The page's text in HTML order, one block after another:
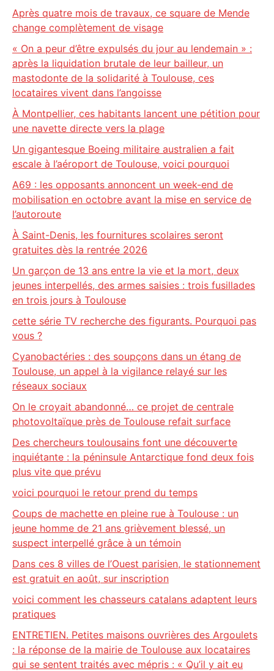
Après quatre mois de travaux, ce square de Mende
change complètement de visage
« On a peur d’être expulsés du jour au lendemain » :
après la liquidation brutale de leur bailleur, un
mastodonte de la solidarité à Toulouse, ces
locataires vivent dans l’angoisse
À Montpellier, ces habitants lancent une pétition pour
une navette directe vers la plage
Un gigantesque Boeing militaire australien a fait
escale à l’aéroport de Toulouse, voici pourquoi
A69 : les opposants annoncent un week-end de
mobilisation en octobre avant la mise en service de
l’autoroute
À Saint-Denis, les fournitures scolaires seront
gratuites dès la rentrée 2026
Un garçon de 13 ans entre la vie et la mort, deux
jeunes interpellés, des armes saisies : trois fusillades
en trois jours à Toulouse
cette série TV recherche des figurants. Pourquoi pas
vous ?
Cyanobactéries : des soupçons dans un étang de
Toulouse, un appel à la vigilance relayé sur les
réseaux sociaux
On le croyait abandonné… ce projet de centrale
photovoltaïque près de Toulouse refait surface
Des chercheurs toulousains font une découverte
inquiétante : la péninsule Antarctique fond deux fois
plus vite que prévu
voici pourquoi le retour prend du temps
Coups de machette en pleine rue à Toulouse : un
jeune homme de 21 ans grièvement blessé, un
suspect interpellé grâce à un témoin
Dans ces 8 villes de l’Ouest parisien, le stationnement
est gratuit en août, sur inscription
voici comment les chasseurs catalans adaptent leurs
pratiques
ENTRETIEN. Petites maisons ouvrières des Argoulets
: la réponse de la mairie de Toulouse aux locataires
qui se sentent traités avec mépris : « Qu’il y ait eu